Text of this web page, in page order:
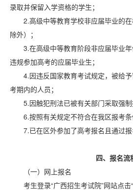
录取并保留入学资格的学生；
2.高级中等教育学校非应届毕业的
除外）；
3.在高级中等教育阶段非应届毕业
违规参加高考的应届毕业生；
4.因违反国家教育考试规定，被给
考期内的人员；
5.因触犯刑法已被有关部门采取强制
6.按照有关规定不符合在我区报考条
7.已在区外参加了高考报名且通过报
四、报名流
（一）网上报名
考生登录“广西招生考试院”网站点